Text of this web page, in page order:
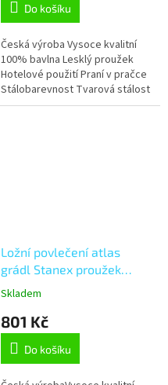
Do košíku
Česká výroba Vysoce kvalitní
100% bavlna Lesklý proužek
Hotelové použití Praní v pračce
Stálobarevnost Tvarová stálost
Možnost úpravy na míru
Ložní povlečení atlas
grádl Stanex proužek
světle zelený (LS904),
70, Knoflíkové
Skladem
801 Kč
Do košíku